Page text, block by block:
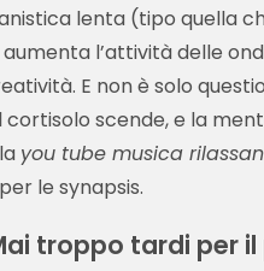
lenta (tipo quella
l’attività delle
E non è solo
cortisolo scende, e la
you tube musica
le synapsis.
troppo tardi per